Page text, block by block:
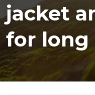
jacket
for long